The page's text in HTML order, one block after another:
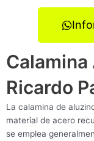
Ricardo
La calamina de
material de acero
se emplea